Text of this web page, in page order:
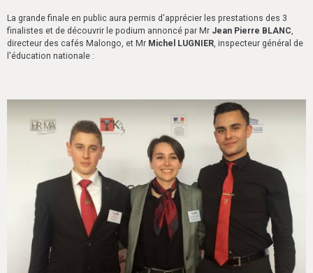
La grande finale en public aura permis d'apprécier les prestations des 3
finalistes et de découvrir le podium annoncé par Mr Jean Pierre BLANC,
directeur des cafés Malongo, et Mr Michel LUGNIER, inspecteur général de
l'éducation nationale :